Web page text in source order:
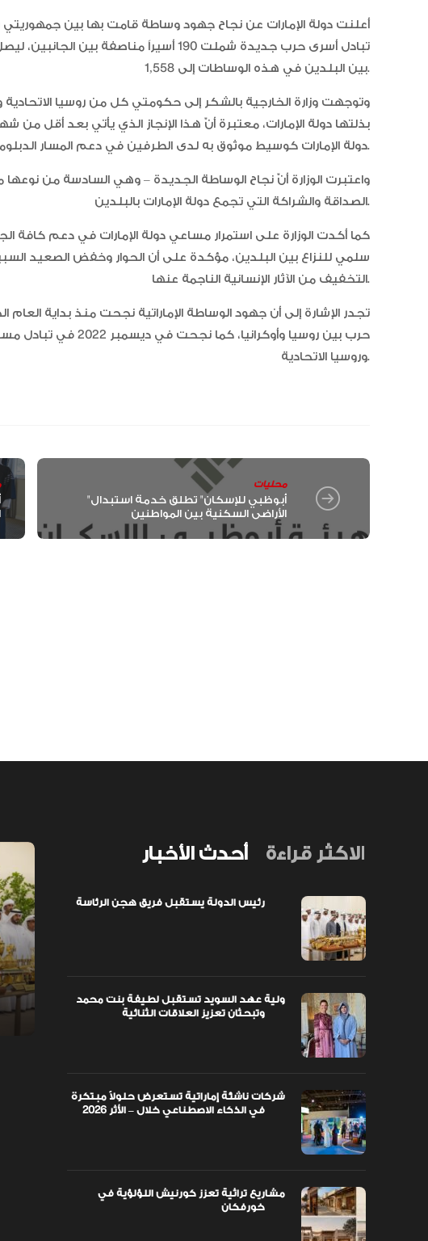
أعلنت دولة الإمارات عن نجاح جهود وساطة قامت بها بين جمهوريتي
تبادل أسرى حرب جديدة شملت 190 أسيراً
بين البلدين في هذه الوساطات إلى 1,558.
وتوجهت وزارة الخارجية بالشكر إلى حكومتي كل من روسيا الاتحادية
بذلتها دولة الإمارات، معتبرة أنّ هذا الإنجاز الذي يأتي بعد أقل
دولة الإمارات كوسيط موثوق به لدى الطرفين في دعم المسار الدبلوماسي لحل الأزمة بين البلدين.
الصداقة والشراكة التي تجمع دولة الإمارات بالبلدين.
كما أكدت الوزارة على استمرار مساعي دولة الإمارات في دعم كافة
سلمي للنزاع بين البلدين، مؤكدة على أن الحوار وخفض الصعيد
التخفيف من الآثار الإنسانية الناجمة عنها.
تجدر الإشارة إلى أن جهود الوساطة الإماراتية نجحت منذ بداية
حرب بين روسيا
وروسيا الاتحادية.
محليات
"أبوظبي للإسكان" تطلق خدمة استبدال
الأراضي السكنية بين المواطنين
أحدث الأخبار الاكثر قراءة
ولية عهد السويد تستقبل لطيفة بنت محمد
شركات ناشئة إماراتية تستعرض حلولاً مبتكرة
مشاريع تراثية تعزز كورنيش اللؤلؤية في